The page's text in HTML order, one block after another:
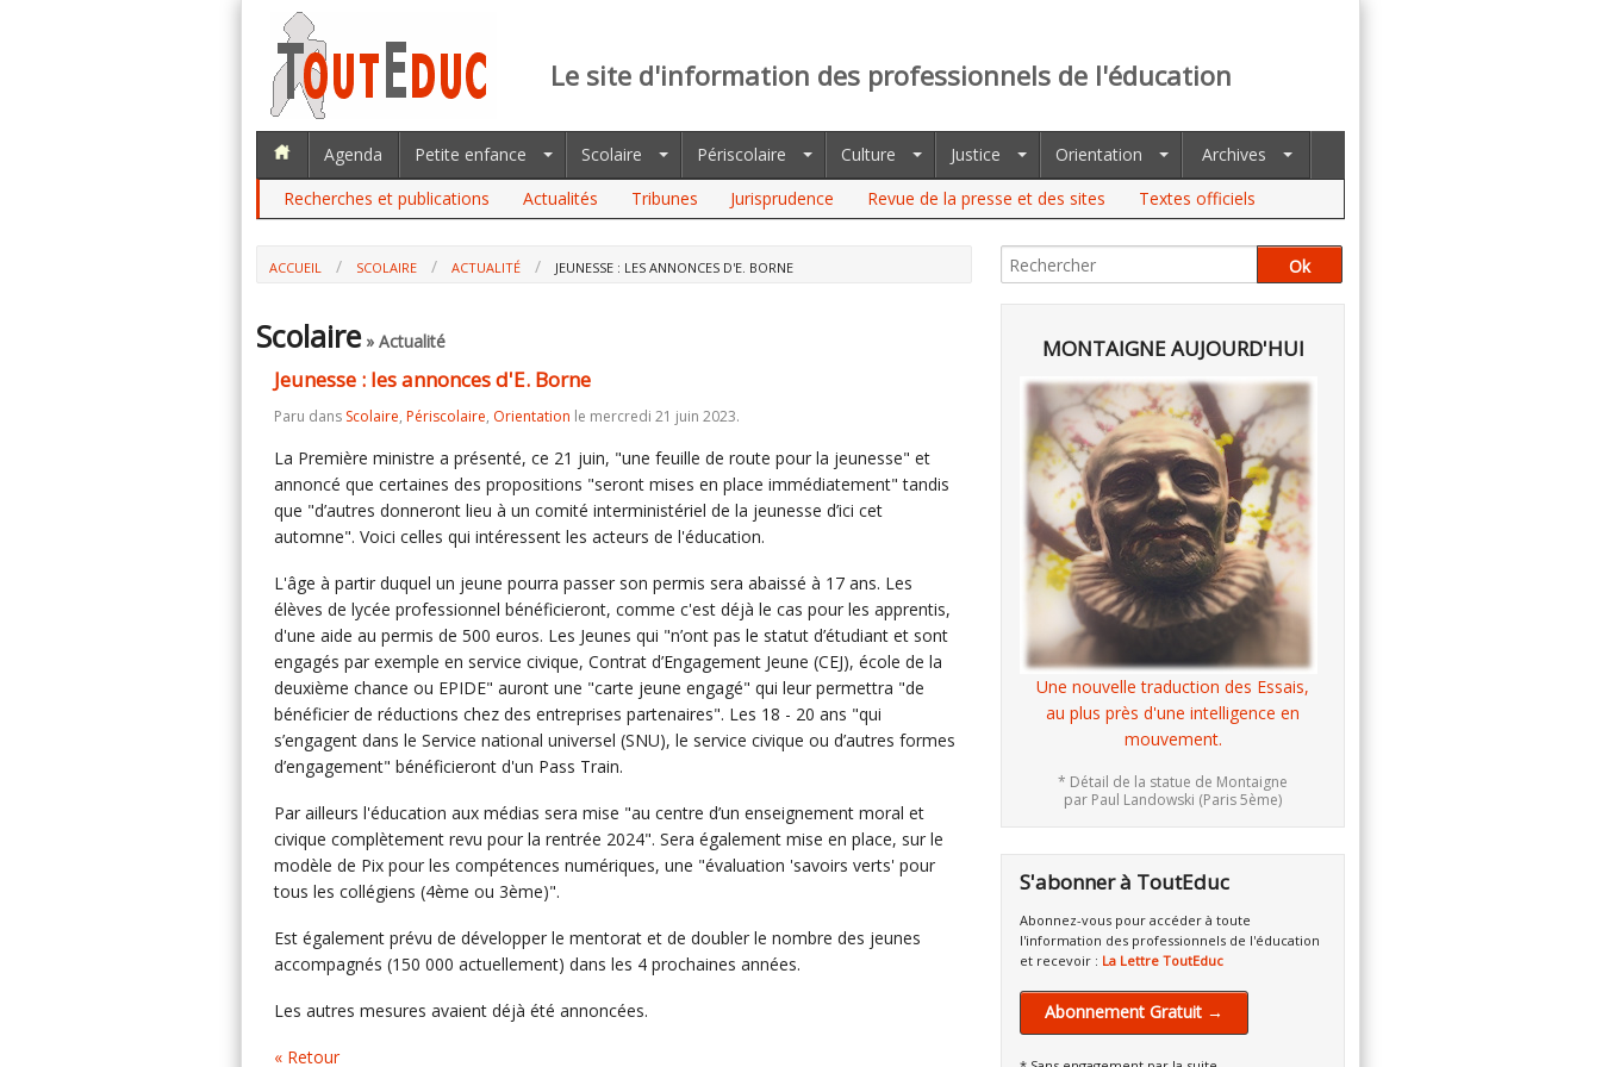
Le site d'information des professionnels de l'éducation
Agenda Petite enfance Scolaire Périscolaire Culture Justice Orientation
Archives
Recherches et publications
Actualités Tribunes Jurisprudence Revue de la presse et des sites Textes officiels
ACCUEIL SCOLAIRE ACTUALITÉ JEUNESSE : LES ANNONCES D'E. BORNE
Scolaire» Actualité
Jeunesse : les annonces d'E. Borne
Paru dans Scolaire, Périscolaire, Orientation le mercredi 21 juin 2023.
La Première ministre a présenté, ce 21 juin, "une feuille de route pour la jeunesse" et
annoncé que certaines des propositions "seront mises en place immédiatement" tandis
que "d’autres donneront lieu à un comité interministériel de la jeunesse d’ici cet
automne". Voici celles qui intéressent les acteurs de l'éducation.
L'âge à partir duquel un jeune pourra passer son permis sera abaissé à 17 ans. Les
élèves de lycée professionnel bénéficieront, comme c'est déjà le cas pour les apprentis,
d'une aide au permis de 500 euros. Les Jeunes qui "n’ont pas le statut d’étudiant et sont
engagés par exemple en service civique, Contrat d’Engagement Jeune (CEJ), école de la
deuxième chance ou EPIDE" auront une "carte jeune engagé" qui leur permettra "de
bénéficier de réductions chez des entreprises partenaires". Les 18 - 20 ans "qui
s’engagent dans le Service national universel (SNU), le service civique ou d’autres formes
d’engagement" bénéficieront d'un Pass Train.
Par ailleurs l'éducation aux médias sera mise "au centre d’un enseignement moral et
civique complètement revu pour la rentrée 2024". Sera également mise en place, sur le
modèle de Pix pour les compétences numériques, une "évaluation 'savoirs verts' pour
tous les collégiens (4ème ou 3ème)".
Est également prévu de développer le mentorat et de doubler le nombre des jeunes
accompagnés (150 000 actuellement) dans les 4 prochaines années.
Les autres mesures avaient déjà été annoncées.
« Retour
MONTAIGNE AUJOURD'HUI
Une nouvelle traduction des Essais,
au plus près d'une intelligence en
mouvement.
* Détail de la statue de Montaigne
par Paul Landowski (Paris 5ème)
S'abonner à ToutEduc
Abonnez-vous pour accéder à toute
l'information des professionnels de l'éducation
et recevoir : La Lettre ToutEduc
Abonnement Gratuit →